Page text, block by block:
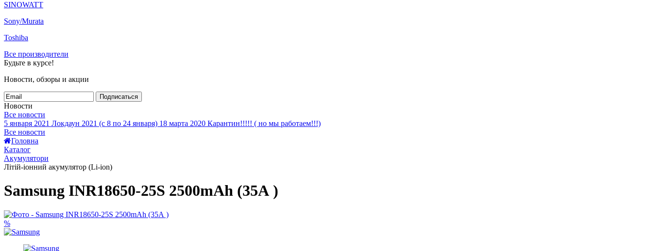
SINOWATT
Sony/Murata
Toshiba
Все производители
Будьте в курсе!
Новости, обзоры и акции
Подписаться
Новости
Все новости
5 января 2021 Локдаун 2021 (с 8 по 24 января) 18 марта 2020 Карантин!!!!! ( но мы работаем!!!)
Все новости
Головна
Каталог
Акумулятори
Літій-іонний акумулятор (Li-ion)
Samsung INR18650-25S 2500mAh (35А )
%